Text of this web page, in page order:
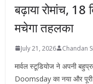
बढ़ाया रोमांच, 18
मचेगा तहलका
July 21, 2026 Chandan
मार्वल स्टूडियोज ने अपनी
Doomsday का नया और पूरी